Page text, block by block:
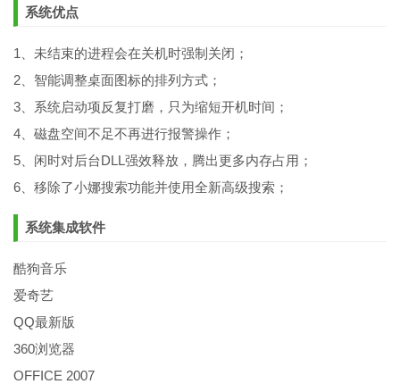
系统优点
1、未结束的进程会在关机时强制关闭；
2、智能调整桌面图标的排列方式；
3、系统启动项反复打磨，只为缩短开机时间；
4、磁盘空间不足不再进行报警操作；
5、闲时对后台DLL强效释放，腾出更多内存占用；
6、移除了小娜搜索功能并使用全新高级搜索；
系统集成软件
酷狗音乐
爱奇艺
QQ最新版
360浏览器
OFFICE 2007